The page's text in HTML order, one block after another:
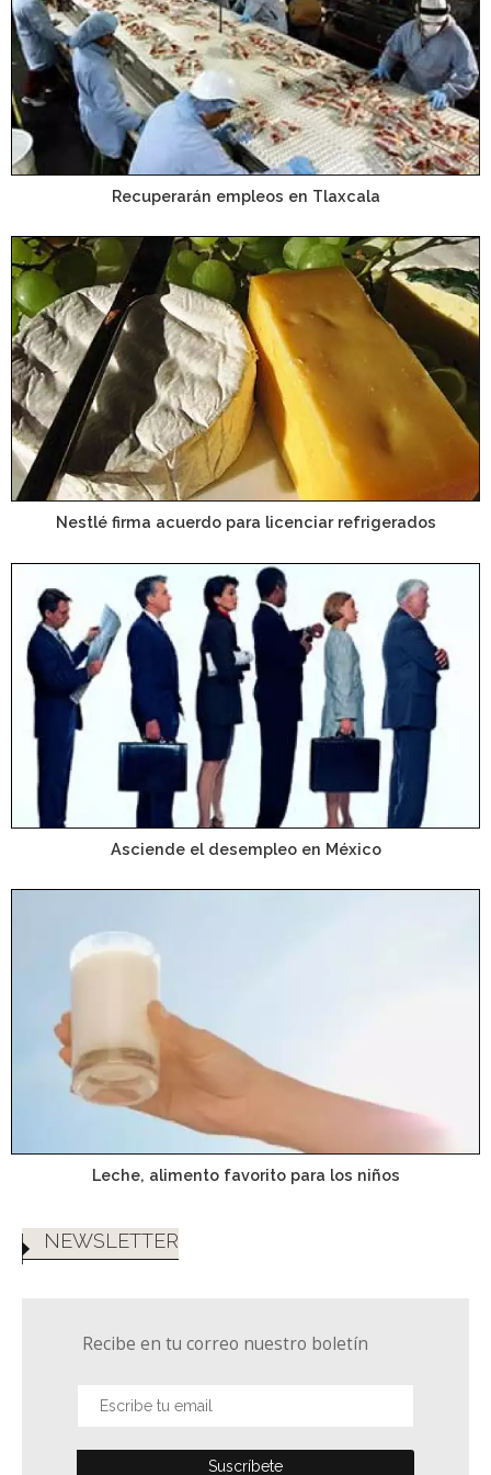
Recuperarán empleos en Tlaxcala
Nestlé firma acuerdo para licenciar refrigerados
Asciende el desempleo en México
Leche, alimento favorito para los niños
NEWSLETTER
Recibe en tu correo nuestro boletín